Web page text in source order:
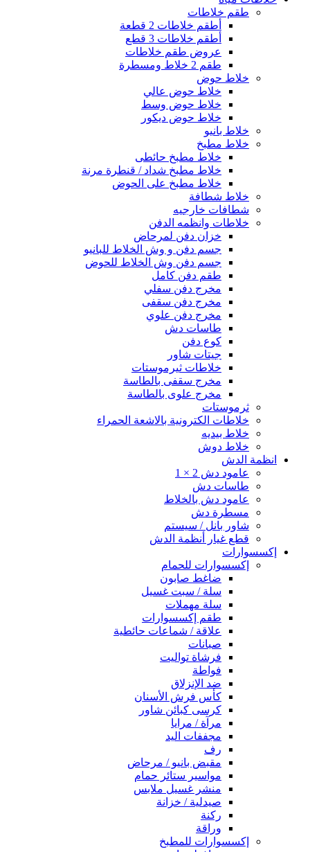
طقم خلاطات
أطقم خلاطات 2 قطعة
أطقم خلاطات 3 قطع
عروض طقم خلاطات
طقم 2 خلاط ومسطرة
خلاط حوض
خلاط حوض عالي
خلاط حوض وسط
خلاط حوض ديكور
خلاط بانيو
خلاط مطبخ
خلاط مطبخ حائطى
خلاط مطبخ شداد / قنطرة مرنة
خلاط مطبخ على الحوض
خلاط شطافة
شطافات خارجيه
خلاطات وانظمه الدفن
خزان دفن لمرحاض
جسم دفن و وش الخلاط للبانيو
جسم دفن وش الخلاط للحوض
طقم دفن كامل
مخرج دفن سفلي
مخرج دفن سقفى
مخرج دفن علوي
طاسات دش
كوع دفن
جيتات شاور
خلاطات ثيرموستات
مخرج سقفى بالطاسة
مخرج علوى بالطاسة
ثرموستات
خلاطات الكترونية بالاشعة الحمراء
خلاط بيديه
خلاط دوش
انظمة الدش
عامود دش 2 × 1
طاسات دش
عامود دش بالخلاط
مسطرة دش
شاور بانل / سيستم
قطع غيار أنظمة الدش
إكسسوارات
إكسسوارات للحمام
ضاغط صابون
سلة / سبت غسيل
سلة مهملات
طقم إكسسوارات
علاقة / شماعات حائطية
صبانات
فرشاة تواليت
فواطة
ضد الإنزلاق
كأس فرش الأسنان
كرسى كبائن شاور
مرآة / مرايا
مجففات اليد
رف
مقبض بانيو / مرحاض
مواسير ستائر حمام
منشر غسيل ملابس
صيدلية / خزانة
ركنة
وراقة
إكسسوارات للمطبخ